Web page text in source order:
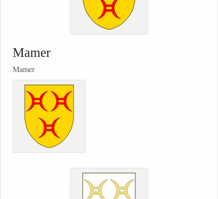
Mamer
Mamer